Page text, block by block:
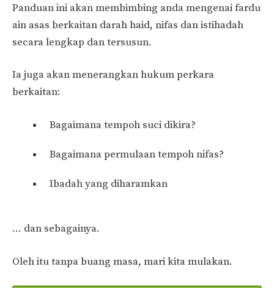
Panduan ini akan membimbing anda mengenai fardu
ain asas berkaitan darah haid, nifas dan istihadah
secara lengkap dan tersusun.
Ia juga akan menerangkan hukum perkara
berkaitan:
Bagaimana tempoh suci dikira?
Bagaimana permulaan tempoh nifas?
Ibadah yang diharamkan
… dan sebagainya.
Oleh itu tanpa buang masa, mari kita mulakan.